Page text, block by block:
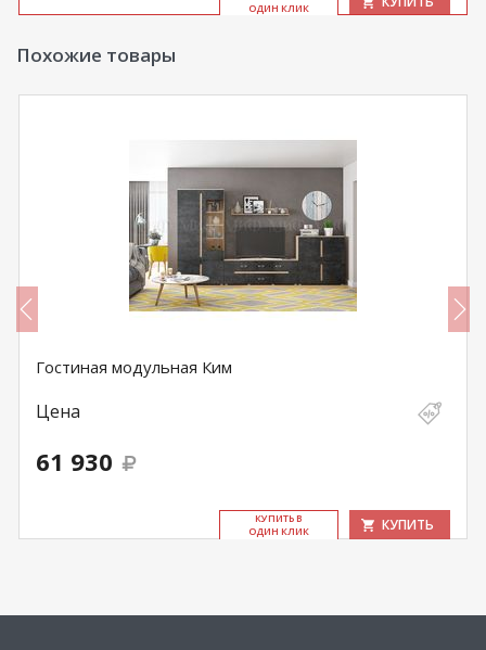
ОДИН КЛИК
Похожие товары
Гостиная модульная Ким
Цена
61 930
КУ­ПИТЬ В
ОДИН КЛИК
КУПИТЬ